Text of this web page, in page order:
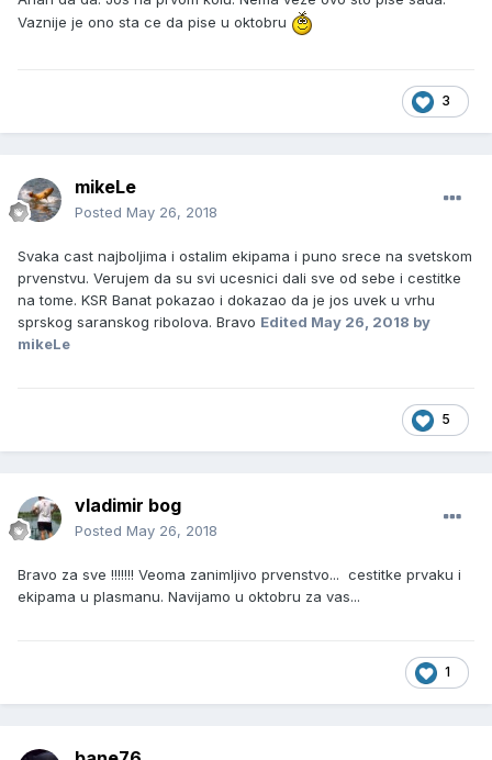
Vaznije je ono sta ce da pise u oktobru
3
mikeLe
Posted May 26, 2018
Svaka cast najboljima i ostalim ekipama i puno srece na svetskom
prvenstvu. Verujem da su svi ucesnici dali sve od sebe i cestitke
na tome. KSR Banat pokazao i dokazao da je jos uvek u vrhu
sprskog saranskog ribolova. Bravo Edited May 26, 2018 by
mikeLe
5
vladimir bog
Posted May 26, 2018
Bravo za sve !!!!!!! Veoma zanimljivo prvenstvo... cestitke prvaku i
ekipama u plasmanu. Navijamo u oktobru za vas...
1